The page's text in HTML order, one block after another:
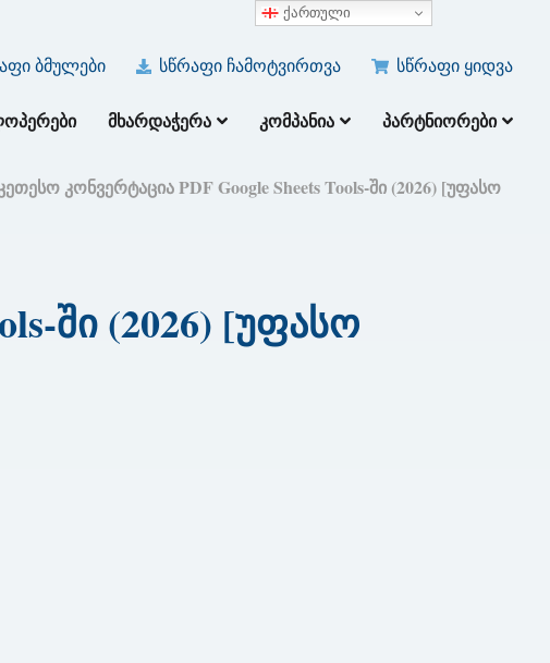
ბმულები სწრაფი ჩამოტვირთვა სწრაფი ყიდვა
ᲛᲮᲐᲠᲓᲐᲭᲔᲠᲐ ᲙᲝᲛᲞᲐᲜᲘᲐ ᲞᲐᲠᲢᲜᲘᲝᲠᲔᲑᲘ
კონვერტაცია PDF Google Sheets Tools-ში (2026) [უფასო
ში (2026) [უფასო
ქართული